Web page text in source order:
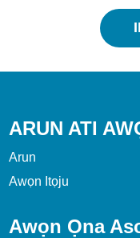
ARUN ATI
Arun
Awọn Itọju
Awọn Ọna